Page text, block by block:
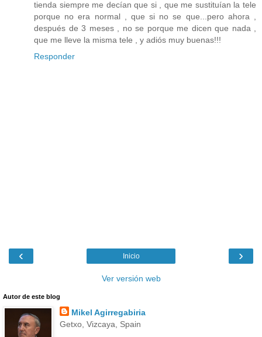
tienda siempre me decían que si , que me sustituían la tele
porque no era normal , que si no se que...pero ahora ,
después de 3 meses , no se porque me dicen que nada ,
que me lleve la misma tele , y adiós muy buenas!!!
Responder
‹ ›
Inicio
Ver versión web
Autor de este blog
Mikel Agirregabiria
Getxo, Vizcaya, Spain